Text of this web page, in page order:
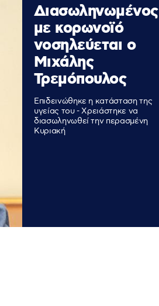
Διασωληνωμένος
με κορωνοϊό
νοσηλεύεται ο
Μιχάλης
Τρεμόπουλος
Επιδεινώθηκε η κατάσταση της
υγείας του - Χρειάστηκε να
διασωληνωθεί την περασμένη
Κυριακή